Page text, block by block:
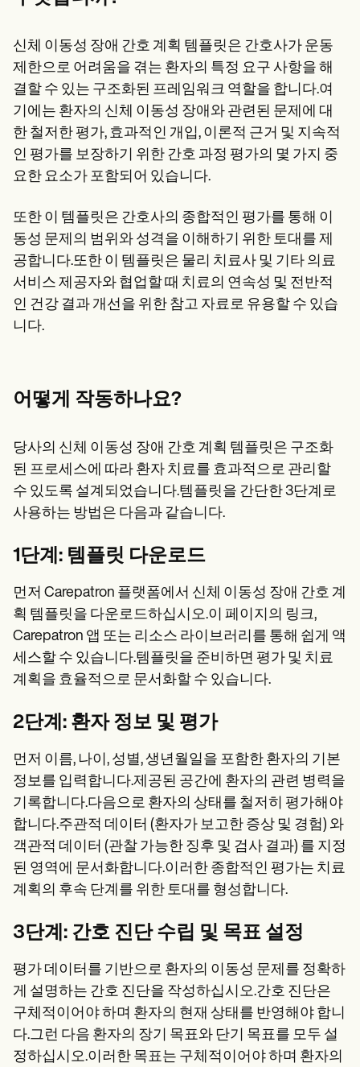
신체 이동성 장애 간호 계획 템플릿은 간호사가 운동
제한으로 어려움을 겪는 환자의 특정 요구 사항을 해
결할 수 있는 구조화된 프레임워크 역할을 합니다.여
기에는 환자의 신체 이동성 장애와 관련된 문제에 대
한 철저한 평가, 효과적인 개입, 이론적 근거 및 지속적
인 평가를 보장하기 위한 간호 과정 평가의 몇 가지 중
요한 요소가 포함되어 있습니다.
또한 이 템플릿은 간호사의 종합적인 평가를 통해 이
동성 문제의 범위와 성격을 이해하기 위한 토대를 제
공합니다.또한 이 템플릿은 물리 치료사 및 기타 의료
서비스 제공자와 협업할 때 치료의 연속성 및 전반적
인 건강 결과 개선을 위한 참고 자료로 유용할 수 있습
니다.
어떻게 작동하나요?
당사의 신체 이동성 장애 간호 계획 템플릿은 구조화
된 프로세스에 따라 환자 치료를 효과적으로 관리할
수 있도록 설계되었습니다.템플릿을 간단한 3단계로
사용하는 방법은 다음과 같습니다.
1단계: 템플릿 다운로드
먼저 Carepatron 플랫폼에서 신체 이동성 장애 간호 계
획 템플릿을 다운로드하십시오.이 페이지의 링크,
Carepatron 앱 또는 리소스 라이브러리를 통해 쉽게 액
세스할 수 있습니다.템플릿을 준비하면 평가 및 치료
계획을 효율적으로 문서화할 수 있습니다.
2단계: 환자 정보 및 평가
먼저 이름, 나이, 성별, 생년월일을 포함한 환자의 기본
정보를 입력합니다.제공된 공간에 환자의 관련 병력을
기록합니다.다음으로 환자의 상태를 철저히 평가해야
합니다.주관적 데이터 (환자가 보고한 증상 및 경험) 와
객관적 데이터 (관찰 가능한 징후 및 검사 결과) 를 지정
된 영역에 문서화합니다.이러한 종합적인 평가는 치료
계획의 후속 단계를 위한 토대를 형성합니다.
3단계: 간호 진단 수립 및 목표 설정
평가 데이터를 기반으로 환자의 이동성 문제를 정확하
게 설명하는 간호 진단을 작성하십시오.간호 진단은
구체적이어야 하며 환자의 현재 상태를 반영해야 합니
다.그런 다음 환자의 장기 목표와 단기 목표를 모두 설
정하십시오.이러한 목표는 구체적이어야 하며 환자의